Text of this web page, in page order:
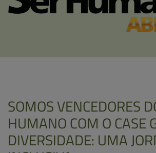
SOMOS VENCEDORES
HUMANO COM O CASE
DIVERSIDADE: UMA